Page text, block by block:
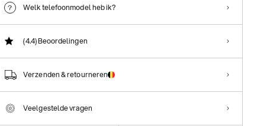
Welk telefoonmodel heb ik?
(4.4)Beoordelingen
Verzenden & retourneren
Veelgestelde vragen